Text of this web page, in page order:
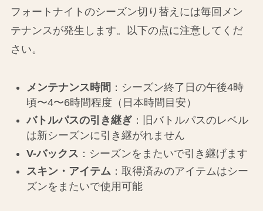
フォートナイトのシーズン切り替えには毎回メン
テナンスが発生します。以下の点に注意してくだ
さい。
メンテナンス時間 ：シーズン終了日の午後4時
頃〜4〜6時間程度（日本時間目安）
バトルパスの引き継ぎ：旧バトルパスのレベル
は新シーズンに引き継がれません
V-バックス ：シーズンをまたいで引き継げます
スキン・アイテム：取得済みのアイテムはシー
ズンをまたいで使用可能